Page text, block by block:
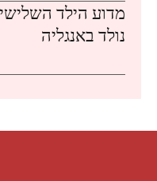
מדוע הילד
נולד באנגליה